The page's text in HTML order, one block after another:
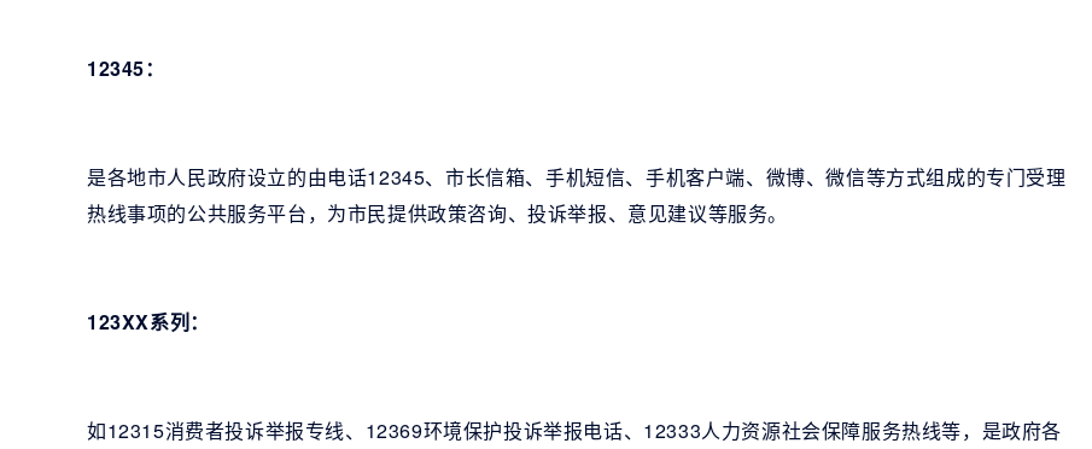
12345：
是各地市人民政府设立的由电话12345、市长信箱、手机短信、手机客户端、微博、微信等方式组成的专门受理
热线事项的公共服务平台，为市民提供政策咨询、投诉举报、意见建议等服务。
123XX系列：
如12315消费者投诉举报专线、12369环境保护投诉举报电话、12333人力资源社会保障服务热线等，是政府各